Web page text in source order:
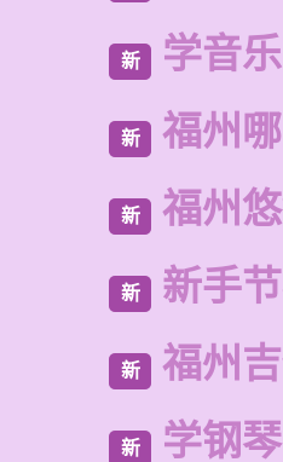
新 学音
新 福州
新 福州
新 新手
新 福州
新 学钢